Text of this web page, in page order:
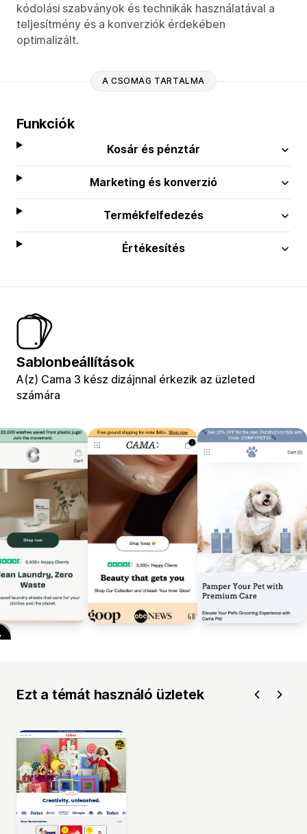
kódolási szabványok és technikák használatával a
teljesítmény és a konverziók érdekében
optimalizált.
A CSOMAG TARTALMA
Funkciók
Kosár és pénztár
Marketing és konverzió
Termékfelfedezés
Értékesítés
Sablonbeállítások
A(z) Cama 3 kész dizájnnal érkezik az üzleted
számára
Ezt a témát használó üzletek